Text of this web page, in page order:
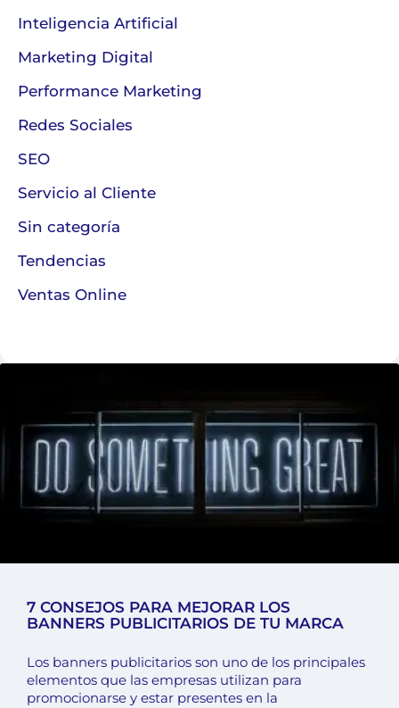
Inteligencia Artificial
Marketing Digital
Performance Marketing
Redes Sociales
SEO
Servicio al Cliente
Sin categoría
Tendencias
Ventas Online
7 CONSEJOS PARA MEJORAR LOS
BANNERS PUBLICITARIOS DE TU MARCA
Los banners publicitarios son uno de los principales
elementos que las empresas utilizan para
promocionarse y estar presentes en la